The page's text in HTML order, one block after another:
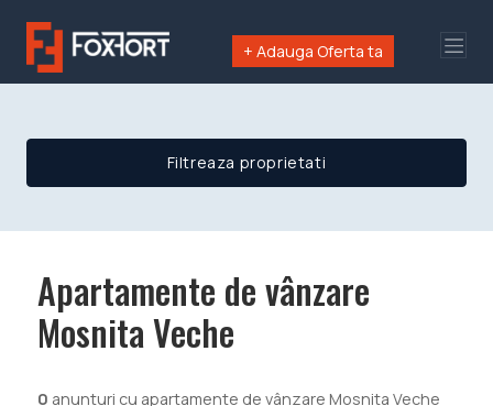
+ Adauga Oferta ta
Filtreaza proprietati
Apartamente de vânzare
Mosnita Veche
0 anunturi cu apartamente de vânzare Mosnita Veche